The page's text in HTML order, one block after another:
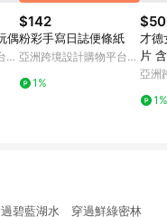
偶
$142
粉彩手寫日誌便條紙
亞洲跨境設計購物平台
1%
$50
才德
片
亞洲
1%
過碧藍湖水 穿過鮮綠密林